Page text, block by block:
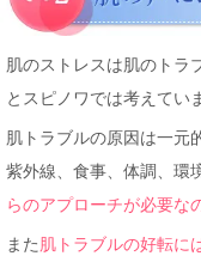
肌のストレスは肌のトラ
とスピノワでは考えてい
肌トラブルの原因は一元
紫外線、食事、体調、環
らのアプローチが必要な
また肌トラブルの好転に